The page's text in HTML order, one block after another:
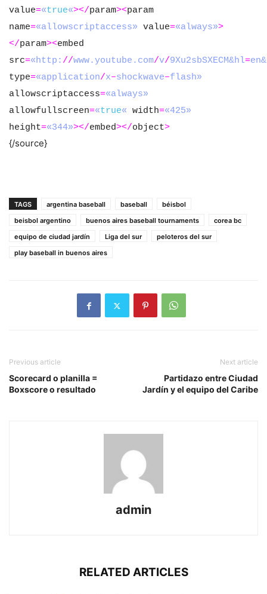
value=«true«></param><param
name=«allowscriptaccess» value=«always»>
</param><embed
src=«http: //www.youtube.com/v/9Xu2sbSXECM&hl=
type=«application/x–shockwave–flash»
allowscriptaccess=«always»
allowfullscreen=«true« width=«425»
height=«344»></embed></object>
{/source}
TAGS argentina baseball baseball
béisbol
beisbol argentino
buenos aires baseball tournaments
corea bc
equipo de ciudad jardín
Liga del sur
peloteros del sur
play baseball in buenos aires
Previous article
Scorecard o planilla =
Boxscore o resultado
Next article
Partidazo entre Ciudad
Jardín y el equipo del Caribe
admin
RELATED ARTICLES